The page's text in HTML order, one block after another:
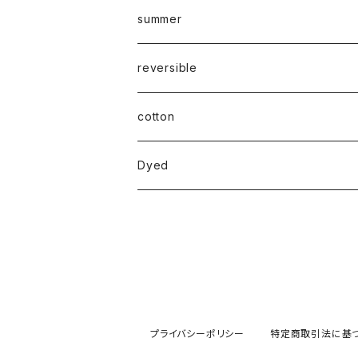
summer
reversible
cotton
Dyed
プライバシーポリシー 特定商取引法に基